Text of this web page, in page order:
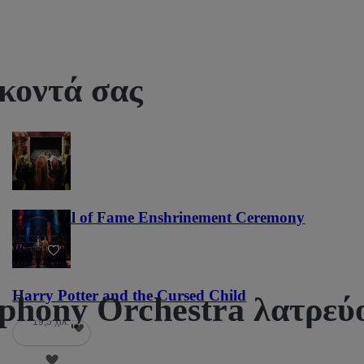
σας
NFL Hall of Fame Enshrinement Ceremony
22
Harry Potter and the Cursed Child
19,5 χιλ. Orchestra